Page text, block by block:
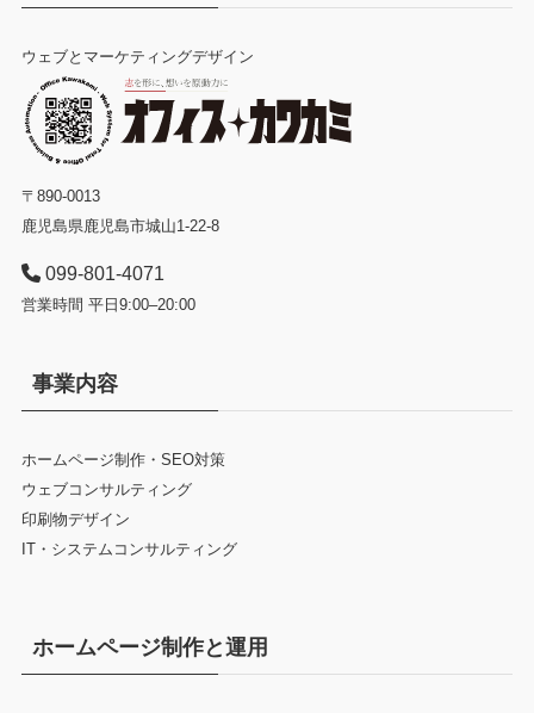
ウェブとマーケティングデザイン
〒890-0013
鹿児島県鹿児島市城山1-22-8
099-801-4071
営業時間 平日9:00–20:00
事業内容
ホームページ制作・SEO対策
ウェブコンサルティング
印刷物デザイン
IT・システムコンサルティング
ホームページ制作と運用